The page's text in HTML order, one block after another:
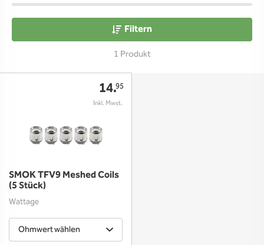
Filtern
1 Produkt
14.95
SMOK TFV9 Meshed Coils
(5 Stück)
Wattage
Ohmwert wählen